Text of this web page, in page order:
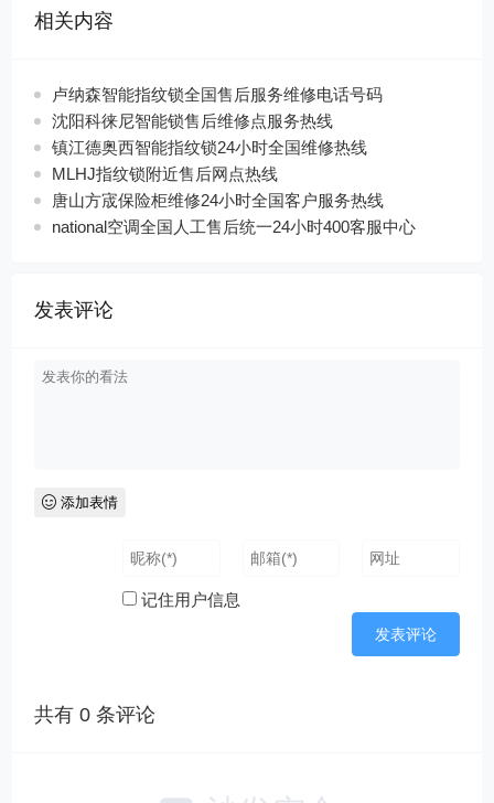
相关内容
卢纳森智能指纹锁全国售后服务维修电话号码
沈阳科徕尼智能锁售后维修点服务热线
镇江德奥西智能指纹锁24小时全国维修热线
MLHJ指纹锁附近售后网点热线
唐山方宬保险柜维修24小时全国客户服务热线
national空调全国人工售后统一24小时400客服中心
发表评论
添加表情
记住用户信息
共有0 条评论